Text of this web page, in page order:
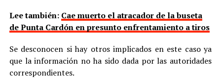
Lee también: Cae muerto el atracador de la buseta
de Punta Cardón en presunto enfrentamiento a tiros
Se desconocen si hay otros implicados en este caso ya
que la información no ha sido dada por las autoridades
correspondientes.